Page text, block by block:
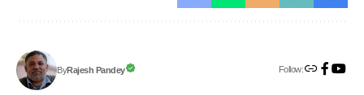
ByRajesh Pandey Follow: